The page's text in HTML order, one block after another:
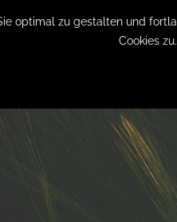
info@privatpraxis-bertram.de
optimal zu gestalten und
Cookies